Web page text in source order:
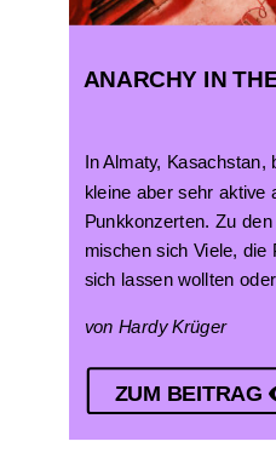
ANARCHY IN
In Almaty,
kleine aber sehr aktive
Punkkonzerten. Zu
mischen sich Viele, die
sich lassen wollten
von Hardy Krüger
ZUM BEITRAG